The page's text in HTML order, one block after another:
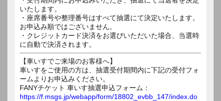
いたします。
・座席番号や整理番号はすべて抽選にて決定いたします。
お申込み順ではございません。
・クレジットカード決済をお選びいただいた場合、当選時
に自動で決済されます。
【車いすでご来場のお客様へ】
車いすをご使用の方は、抽選受付期間内に下記の受付フォ
ームよりお申込みください。
FANYチケット 車いす抽選申込フォーム：
https://f.msgs.jp/webapp/form/18802_evbb_147/index.do